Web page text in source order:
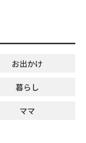
お出かけ
暮らし
ママ